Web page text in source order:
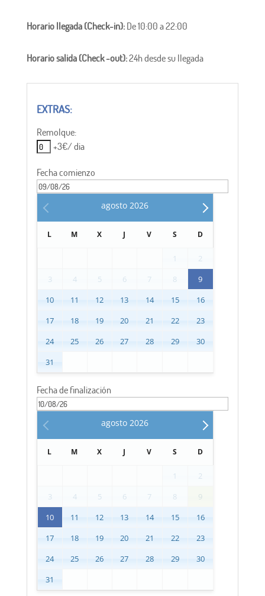
Horario llegada (Check-in): De 10:00 a 22:00
Horario salida (Check -out):24h desde su llegada
Remolque:
+3€/ dia
Fecha comienzo
agosto 2026
L M X J V S D
1
2
3
4 5 6 7 8
9
10
11 12 13 14 15
16
17
18 19 20 21 22
23
24
25 26 27 28 29
30
31
Fecha de finalización
agosto 2026
L M X J V S D
1
2
3
4 5 6 7 8
9
10
11 12 13 14 15
16
17
18 19 20 21 22
23
24
25 26 27 28 29
30
31